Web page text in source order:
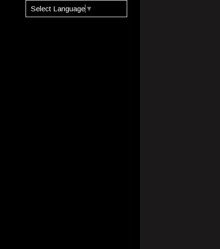
Select Language ▼